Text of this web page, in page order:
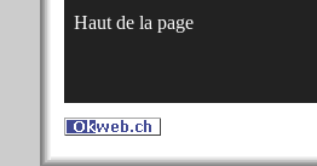
Haut de la page